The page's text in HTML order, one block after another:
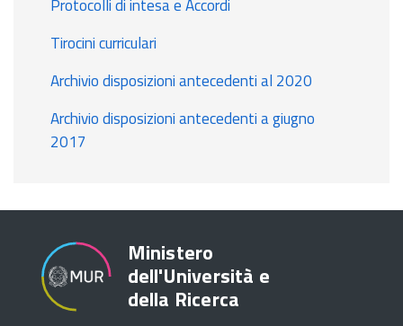
Protocolli di intesa e Accordi
Tirocini curriculari
Archivio disposizioni antecedenti al 2020
Archivio disposizioni antecedenti a giugno
2017
Ministero
dell'Università e
della Ricerca